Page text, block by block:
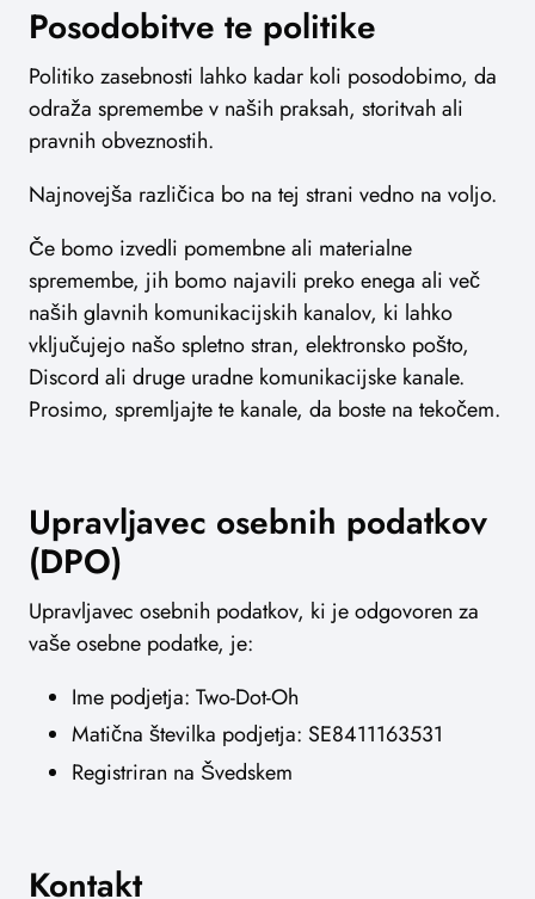
Posodobitve te politike
Politiko zasebnosti lahko kadar koli posodobimo, da
odraža spremembe v naših praksah, storitvah ali
pravnih obveznostih.
Najnovejša različica bo na tej strani vedno na voljo.
Če bomo izvedli pomembne ali materialne
spremembe, jih bomo najavili preko enega ali več
naših glavnih komunikacijskih kanalov, ki lahko
vključujejo našo spletno stran, elektronsko pošto,
Discord ali druge uradne komunikacijske kanale.
Prosimo, spremljajte te kanale, da boste na tekočem.
Upravljavec osebnih podatkov
(DPO)
Upravljavec osebnih podatkov, ki je odgovoren za
vaše osebne podatke, je:
Ime podjetja: Two-Dot-Oh
Matična številka podjetja: SE8411163531
Registriran na Švedskem
Kontakt